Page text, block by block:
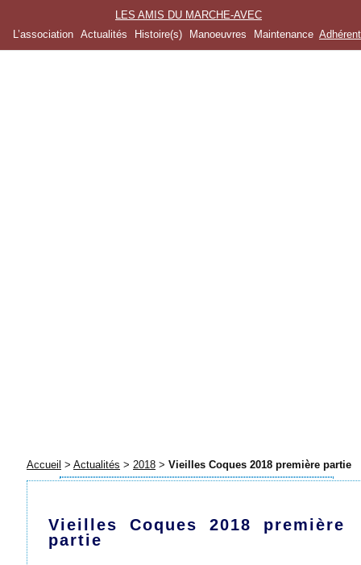
LES AMIS DU MARCHE-AVEC
L’association
Actualités Histoire(s) Manoeuvres Maintenance
Accueil > Actualités > 2018 > Vieilles Coques 2018 première partie
Vieilles Coques 2018 première
partie